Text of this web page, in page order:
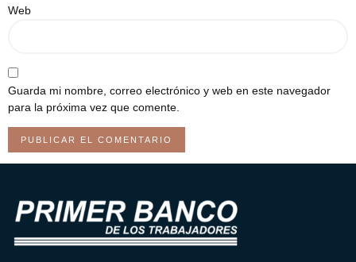
Web
Guarda mi nombre, correo electrónico y web en este navegador
para la próxima vez que comente.